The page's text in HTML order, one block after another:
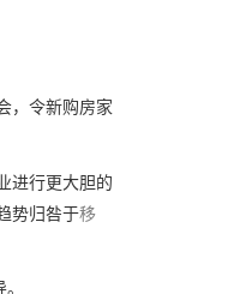
，令新购房家
进行更大胆的
势归咎于移